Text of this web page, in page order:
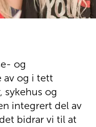
og
av og i tett
sykehus og
integrert del av
bidrar vi til at